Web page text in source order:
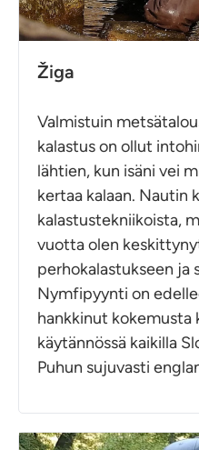
Žiga
Valmistuin
kalastus on ollut
lähtien, kun isäni vei
kertaa kalaan. Nautin
kalastustekniikoista,
vuotta olen
perhokalastukseen ja
Nymfipyynti on
hankkinut kokemusta
käytännössä kaikilla
Puhun sujuvasti